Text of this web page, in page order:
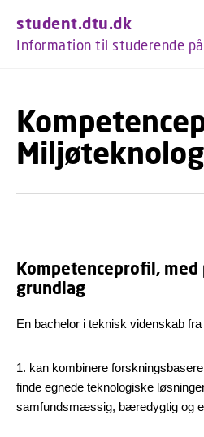
student.dtu.dk
Information til studerende på
Kompetenceprofil,
grundlag
En bachelor i teknisk videnskab
1. kan kombinere
finde egnede teknologiske
samfundsmæssig, bæredygtig og